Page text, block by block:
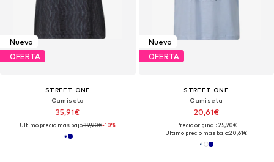
Nuevo
OFERTA
STREET ONE
Camiseta
35,91€
Último precio más bajo:39,90€-10%
Nuevo
OFERTA
STREET ONE
Camiseta
20,61€
Precio original: 25,90€
Último precio más bajo:20,61€